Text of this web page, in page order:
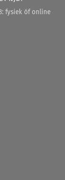
fysiek óf online